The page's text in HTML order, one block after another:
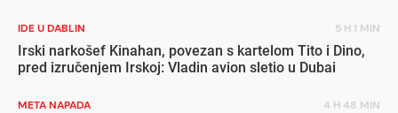
IDE U DABLIN 5 H 1 MIN
Irski narkošef Kinahan, povezan s kartelom Tito i Dino,
pred izručenjem Irskoj: Vladin avion sletio u Dubai
META NAPADA 4 H 48 MIN